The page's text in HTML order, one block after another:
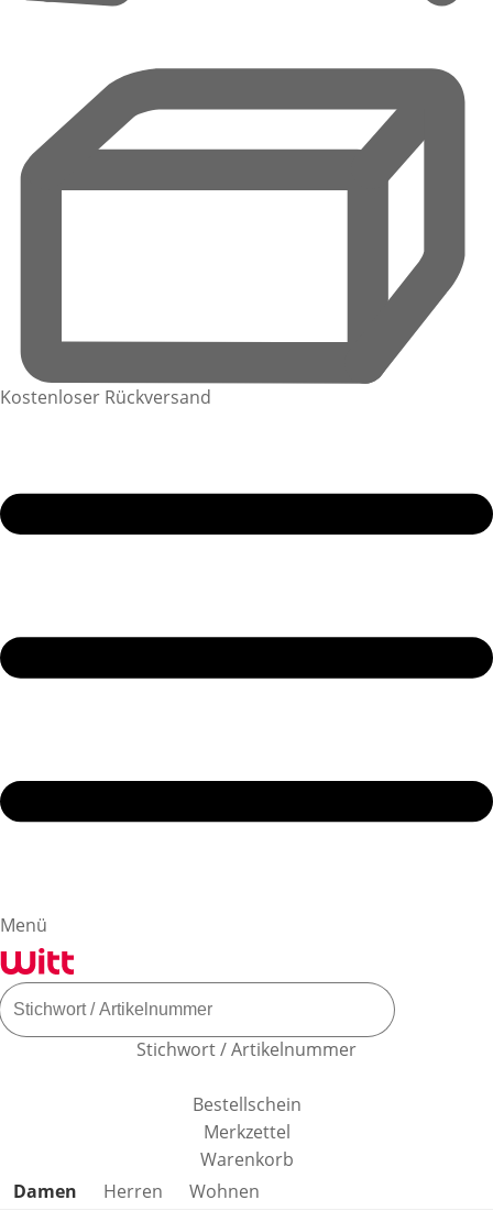
Kostenloser Rückversand
Menü
Stichwort / Artikelnummer
Bestellschein
Merkzettel
Warenkorb
Produktkategorien überspringen
Damen Herren
Wohnen